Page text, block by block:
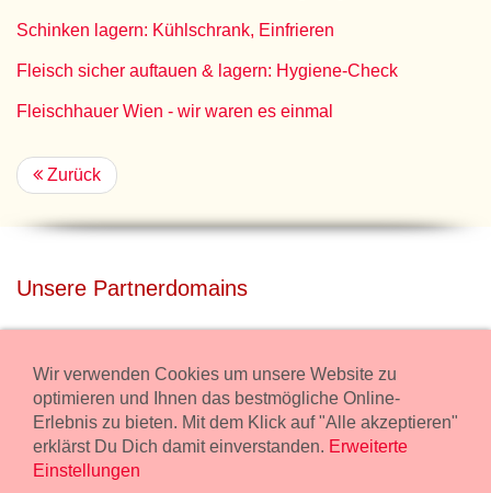
Schinken lagern: Kühlschrank, Einfrieren
Fleisch sicher auftauen & lagern: Hygiene-Check
Fleischhauer Wien - wir waren es einmal
Zurück
Unsere Partnerdomains
Miete unser Haus bei Wiener Neustadt für Deine Party mit
Übernachtung.
freilaender.at
Wir verwenden Cookies um unsere Website zu
optimieren und Ihnen das bestmögliche Online-
Erlebnis zu bieten. Mit dem Klick auf "Alle akzeptieren"
erklärst Du Dich damit einverstanden. Erweiterte
Einstellungen